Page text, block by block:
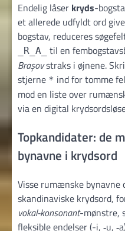
Endelig låser kryds-
et allerede udfyldt ord
bogstav, reduceres
_R_A_ til en
Brașovstraks i øjnene.
stjerne * ind for tomme
mod en liste over
via en digital
Topkandidater: de
bynavne i krydsord
Visse rumænske
skandinaviske krydsord,
vokal-konsonant-mønstre,
fleksible endelser (-i, ‑u,